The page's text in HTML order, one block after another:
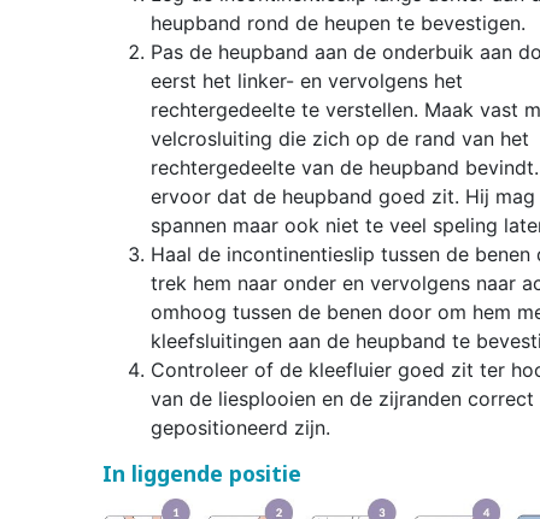
heupband rond de heupen te bevestigen.
Pas de heupband aan de onderbuik aan
eerst het linker- en vervolgens het
rechtergedeelte te verstellen. Maak vast
velcrosluiting die zich op de rand van het
rechtergedeelte van de heupband
ervoor dat de heupband goed zit. Hij mag
spannen maar ook niet te veel speling
Haal de incontinentieslip tussen de benen
trek hem naar onder en vervolgens naar
omhoog tussen de benen door om hem
kleefsluitingen aan de heupband te
Controleer of de kleefluier goed zit ter
van de liesplooien en de zijranden correct
gepositioneerd zijn.
In liggende positie